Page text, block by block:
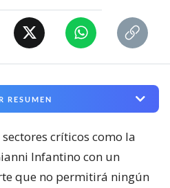
RESUMEN
críticos como la
Infantino con un
que no permitirá ningún